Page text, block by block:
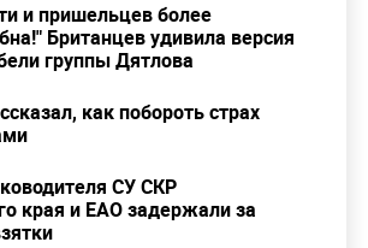
и пришельцев более
Британцев удивила версия
группы Дятлова
как побороть страх
СУ СКР
края и ЕАО задержали за